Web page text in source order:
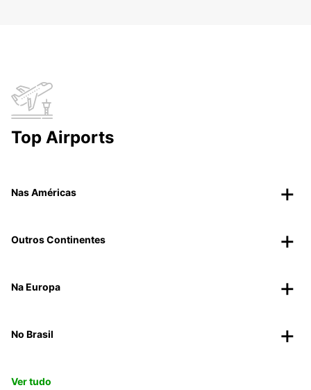
Top Airports
Nas Américas
Outros Continentes
Na Europa
No Brasil
Ver tudo